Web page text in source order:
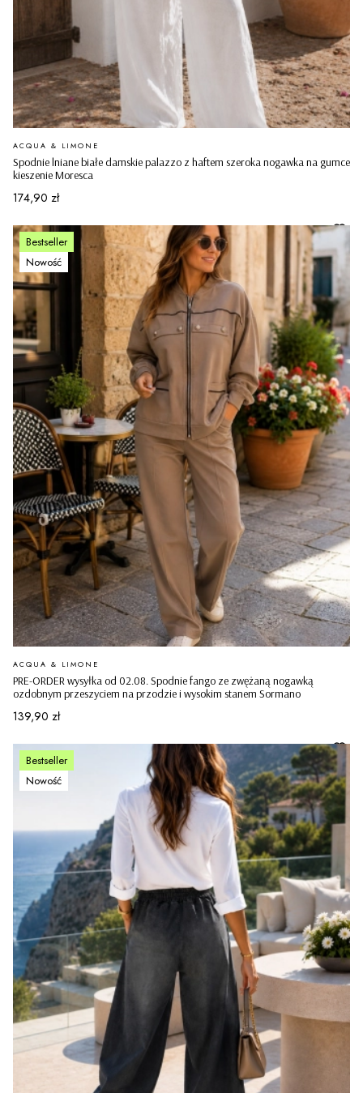
Spodnie lniane białe damskie palazzo z haftem szeroka nogawka na gumce
kieszenie Moresca
PRODUCENT
ACQUA & LIMONE
Cena
174,90 zł
Bestseller
Nowość
PRE-ORDER wysyłka od 02.08. Spodnie fango ze zwężaną nogawką
ozdobnym przeszyciem na przodzie i wysokim stanem Sormano
PRODUCENT
ACQUA & LIMONE
Cena
139,90 zł
Bestseller
Nowość